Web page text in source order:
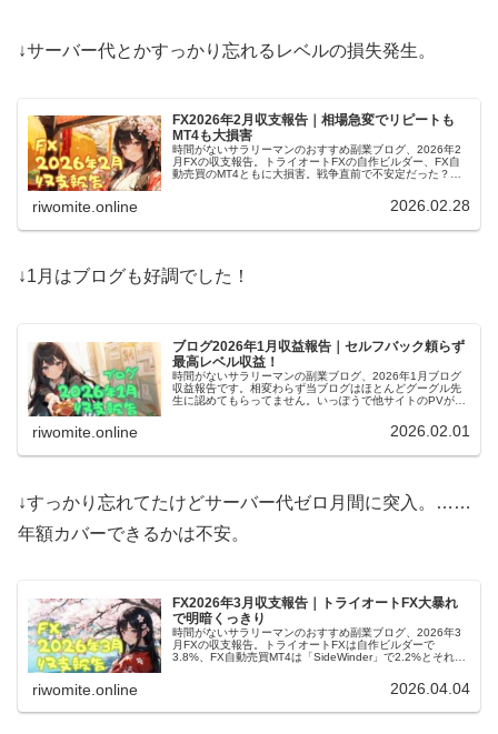
↓サーバー代とかすっかり忘れるレベルの損失発生。
FX2026年2月収支報告｜相場急変でリピートも
MT4も大損害
時間がないサラリーマンのおすすめ副業ブログ、2026年2
月FXの収支報告。トライオートFXの自作ビルダー、FX自
動売買のMT4ともに大損害。戦争直前で不安定だった？な
riwomite.online 2026.02.28
↓1月はブログも好調でした！
ブログ2026年1月収益報告｜セルフバック頼らず
最高レベル収益！
時間がないサラリーマンの副業ブログ、2026年1月ブログ
収益報告です。相変わらず当ブログはほとんどグーグル先
生に認めてもらってません。いっぽうで他サイトのPVが順
riwomite.online 2026.02.01
↓すっかり忘れてたけどサーバー代ゼロ月間に突入。……
年額カバーできるかは不安。
FX2026年3月収支報告｜トライオートFX大暴れ
で明暗くっきり
時間がないサラリーマンのおすすめ副業ブログ、2026年3
月FXの収支報告。トライオートFXは自作ビルダーで
3.8%、FX自動売買MT4は「SideWinder」で2.2%とそれぞ
riwomite.online 2026.04.04